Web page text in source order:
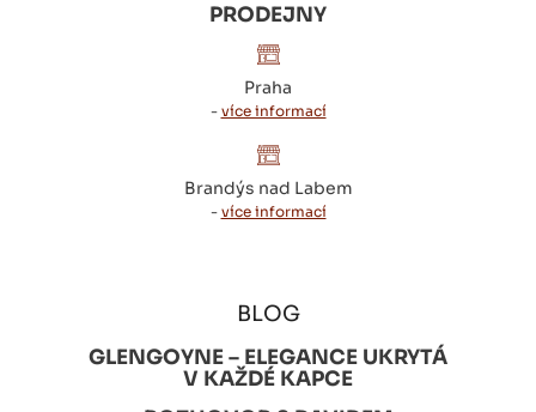
PRODEJNY
Praha
- více informací
Brandýs nad Labem
- více informací
BLOG
GLENGOYNE – ELEGANCE UKRYTÁ
V KAŽDÉ KAPCE